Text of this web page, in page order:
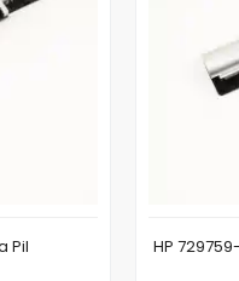
Pil
HP